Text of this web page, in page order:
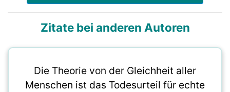
Zitate bei anderen Autoren
Die Theorie von der Gleichheit aller
Menschen ist das Todesurteil für echte